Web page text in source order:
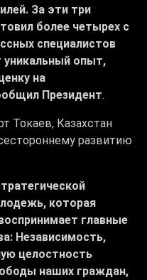
За эти три
более четырех с
специалистов
уникальный опыт,
на
Президент.
Токаев, Казахстан
развитию
которая
главные
Независимость,
целостность
наших граждан,